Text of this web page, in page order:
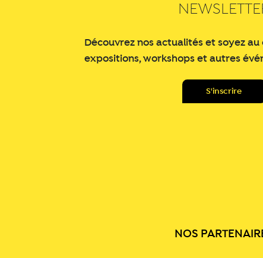
Découvrez nos actualités et soyez
expositions, workshops et autres
NOS